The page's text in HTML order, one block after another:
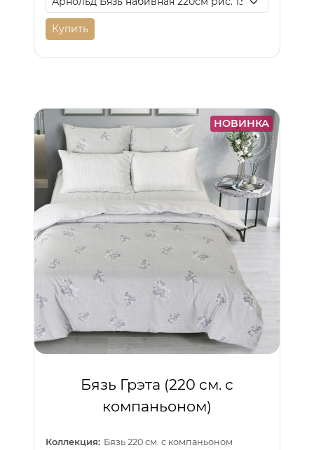
Купить
НОВИНКА
Бязь Грэта (220 см. с
компаньоном)
Коллекция: Бязь 220 см. с компаньоном